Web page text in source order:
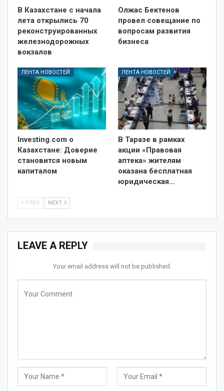
В Казахстане с начала
лета открылись 70
реконструированных
железнодорожных
вокзалов
Олжас Бектенов
провел совещание по
вопросам развития
бизнеса
ЛЕНТА НОВОСТЕЙ
Investing.com о
Казахстане: Доверие
становится новым
капиталом
ЛЕНТА НОВОСТЕЙ
В Таразе в рамках
акции «Правовая
аптека» жителям
оказана бесплатная
юридическая…
PREV NEXT
LEAVE A REPLY
Your email address will not be published.